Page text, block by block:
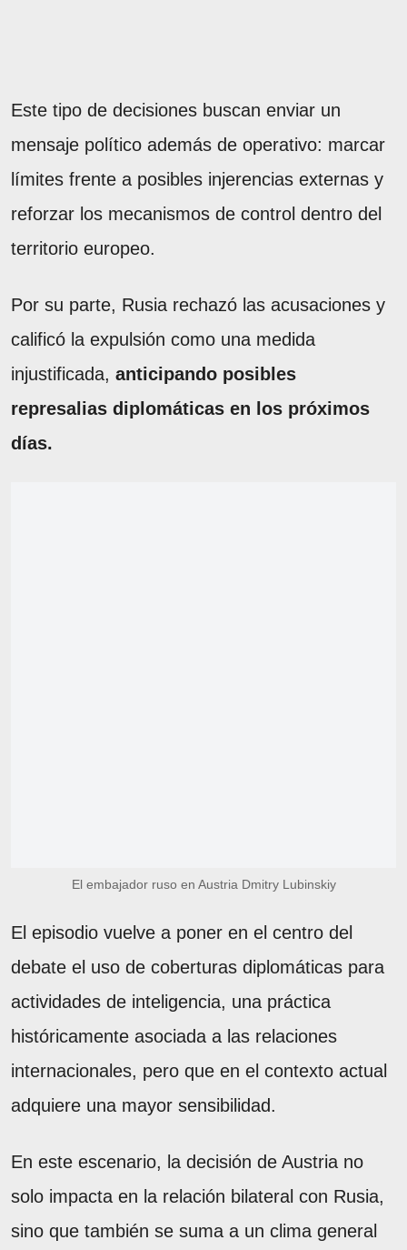
Este tipo de decisiones buscan enviar un
mensaje político además de operativo: marcar
límites frente a posibles injerencias externas y
reforzar los mecanismos de control dentro del
territorio europeo.
Por su parte, Rusia rechazó las acusaciones y
calificó la expulsión como una medida
injustificada, anticipando posibles
represalias diplomáticas en los próximos
días.
El embajador ruso en Austria Dmitry Lubinskiy
El episodio vuelve a poner en el centro del
debate el uso de coberturas diplomáticas para
actividades de inteligencia, una práctica
históricamente asociada a las relaciones
internacionales, pero que en el contexto actual
adquiere una mayor sensibilidad.
En este escenario, la decisión de Austria no
solo impacta en la relación bilateral con Rusia,
sino que también se suma a un clima general